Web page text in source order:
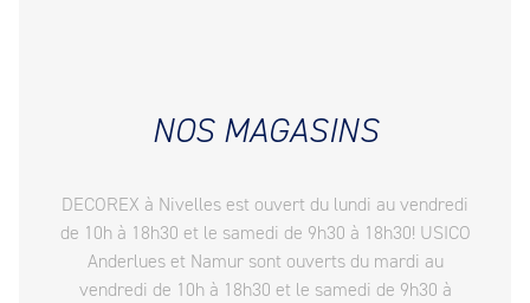
NOS MAGASINS
DECOREX à Nivelles est ouvert du lundi au vendredi
de 10h à 18h30 et le samedi de 9h30 à 18h30! USICO
Anderlues et Namur sont ouverts du mardi au
vendredi de 10h à 18h30 et le samedi de 9h30 à